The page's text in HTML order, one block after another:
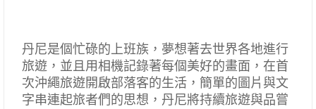
丹尼是個忙碌的上班族，夢想著去世界各地進行
旅遊，並且用相機記錄著每個美好的畫面，在首
次沖繩旅遊開啟部落客的生活，簡單的圖片與文
字串連起旅者們的思想，丹尼將持續旅遊與品嘗